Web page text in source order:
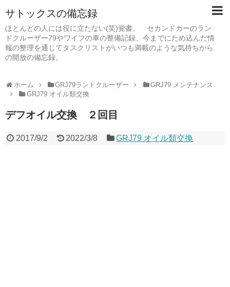
サトックスの備忘録
ほとんどの人には役に立たない(笑)覚書。 セカンドカーのラン
ドクルーザー79やワイフの車の整備記録、今までにため込んだ情
報の整理を通じてタスクリストがいつも満載のような気持ちから
の開放の備忘録。
ホーム GRJ79ランドクルーザー
GRJ79 メンテナンス
GRJ79 オイル類交換
デフオイル交換 ２回目
2017/9/2 2022/3/8 GRJ79 オイル類交換